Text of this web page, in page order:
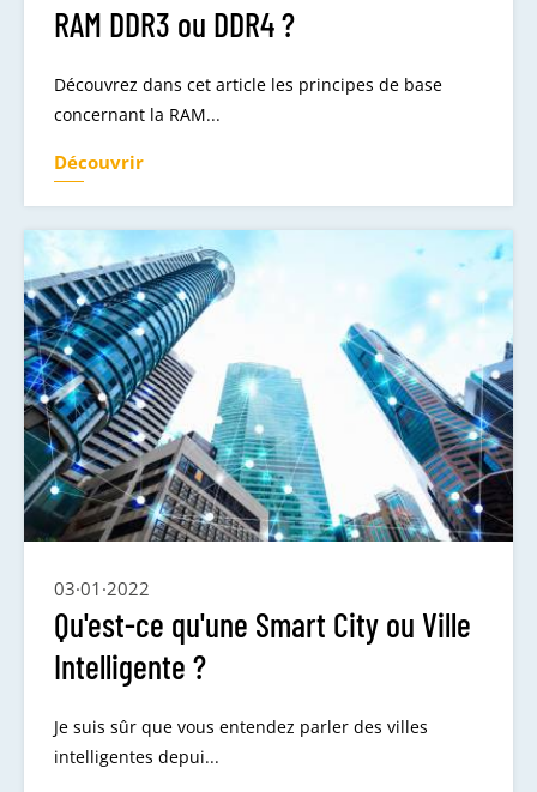
RAM DDR3 ou DDR4 ?
Découvrez dans cet article les principes de base
concernant la RAM...
Découvrir
03·01·2022
Qu'est-ce qu'une Smart City ou Ville
Intelligente ?
Je suis sûr que vous entendez parler des villes
intelligentes depui...